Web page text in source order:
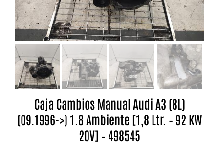
Caja Cambios Manual Audi A3 (8L)
(09.1996->) 1.8 Ambiente [1,8 Ltr. – 92 KW
20V] – 498545